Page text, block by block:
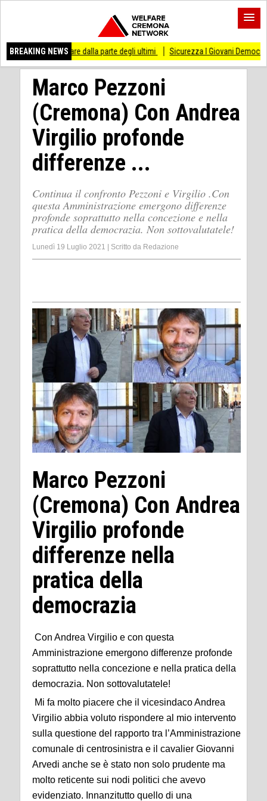
BREAKING NEWS
stare dalla parte degli ultimi Sicurezza I Giovani Democratici ribattono ai
Marco Pezzoni
(Cremona) Con Andrea
Virgilio profonde
differenze ...
Continua il confronto Pezzoni e Virgilio .Con
questa Amministrazione emergono differenze
profonde soprattutto nella concezione e nella
pratica della democrazia. Non sottovalutatele!
Lunedì 19 Luglio 2021 Scritto da Redazione
Marco Pezzoni
(Cremona) Con Andrea
Virgilio profonde
differenze nella
pratica della
democrazia
Con Andrea Virgilio e con questa
Amministrazione emergono differenze profonde
soprattutto nella concezione e nella pratica della
democrazia. Non sottovalutatele!
Mi fa molto piacere che il vicesindaco Andrea
Virgilio abbia voluto rispondere al mio intervento
sulla questione del rapporto tra l’Amministrazione
comunale di centrosinistra e il cavalier Giovanni
Arvedi anche se è stato non solo prudente ma
molto reticente sui nodi politici che avevo
evidenziato. Innanzitutto quello di una